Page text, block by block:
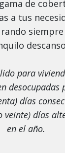
de
a tus
para
desocupadas
días
veinte) días
en el año.